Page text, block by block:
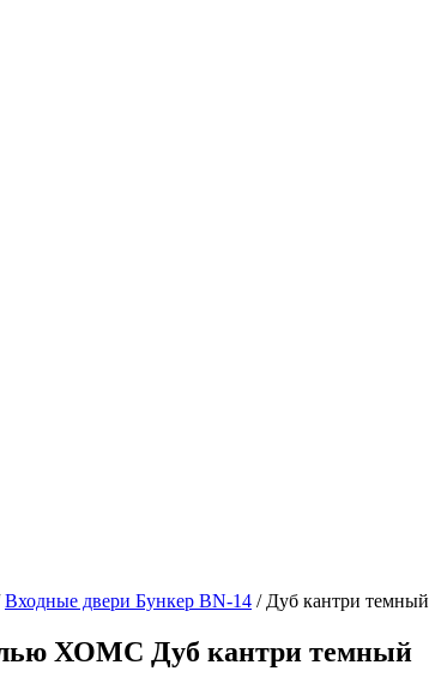
Входные двери Бункер BN-14 / Дуб кантри темный
ХОМС Дуб кантри темный